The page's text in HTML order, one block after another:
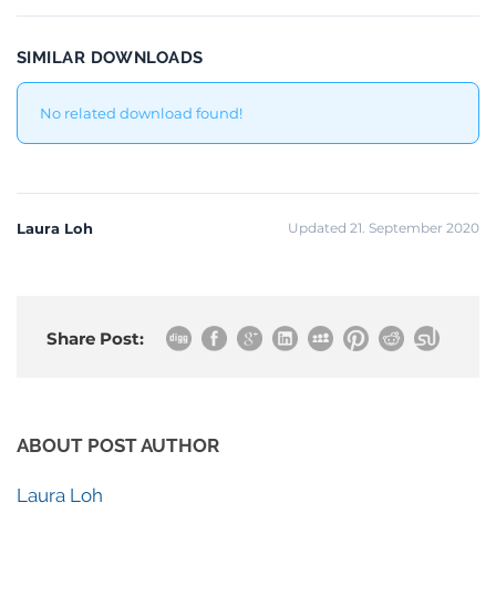
SIMILAR DOWNLOADS
No related download found!
Laura Loh Updated 21. September 2020
Share Post:
ABOUT POST AUTHOR
Laura Loh